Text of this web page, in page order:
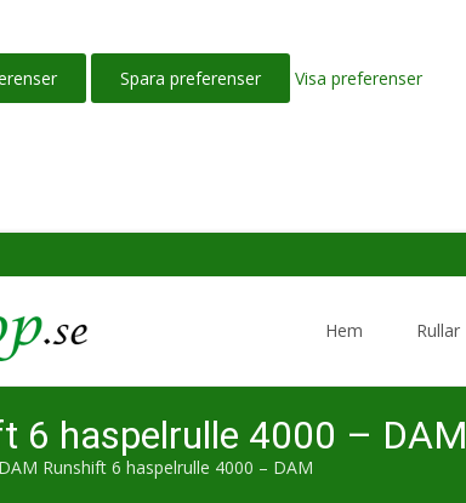
Spara preferenser Visa preferenser
Hem Rullar
6 haspelrulle 4000 – DAM
DAM Runshift 6 haspelrulle 4000 – DAM